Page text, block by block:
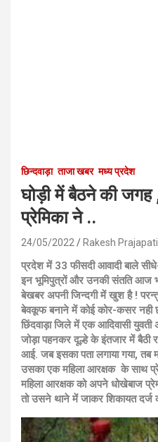
छिन्दवाड़ा ताजा खबर मध्य प्रदेश
घोड़ी में बैठने की जगह
प्रेमिका ने ..
24/05/2022 Rakesh Prajapati
प्रदेश में 33 फीसदी आवादी बाले
इन भूमिपुत्रों और उनकी संतति आज
बेखबर अपनी जिन्दगी में खुश है !
बेवकूफ बनाने में कोई कोर-कसर नही
छिंदवाड़ा जिले में एक आदिवासी
जोड़ा पहनकर दूल्हे के इंतजार में बैठी
आई. जब इसका पता लगाया गया, तब
उसका एक महिला आरक्षक के साथ
महिला आरक्षक को अपने धोखेबाज
तो उसने थाने में जाकर शिकायत दर्ज